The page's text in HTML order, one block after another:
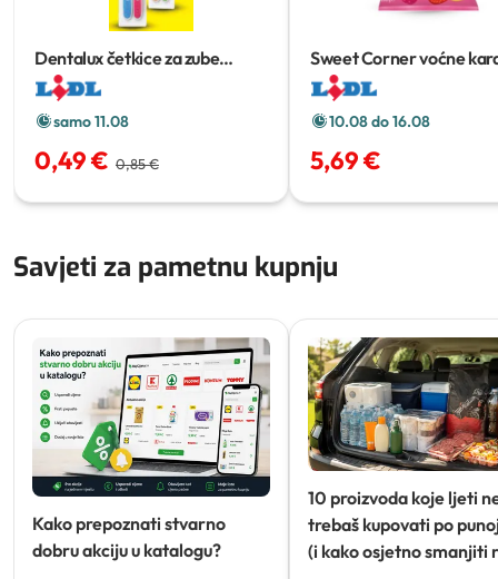
Dentalux četkice za zube
classic 2 kom
samo 11.08
0,49 € 0,85 €
Sweet Corner voćne
XXL 1.2 kg
10.08 do 16.08
5,69 €
Savjeti za pametnu kupnju
Kako prepoznati stvarno
dobru akciju u katalogu?
10 proizvoda koje ljeti
trebaš kupovati po
(i kako osjetno smanjiti